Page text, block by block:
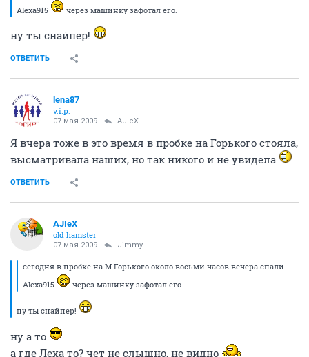
Alexa915
через машинку зафотал его.
ну ты снайпер!
ОТВЕТИТЬ
lena87
v.i.p.
07 мая 2009 AJIeX
Я вчера тоже в это время в пробке на Горького стояла,
высматривала наших, но так никого и не увидела
ОТВЕТИТЬ
AJIeX
old hamster
07 мая 2009 Jimmy
сегодня в пробке на М.Горького около восьми часов вечера спали
Alexa915
через машинку зафотал его.
ну ты снайпер!
ну а то
а где Леха то? чет не слышно, не видно